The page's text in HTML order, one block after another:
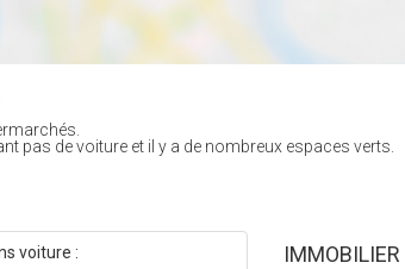
pas de voiture et il y a de nombreux espaces verts.
voiture :
IMMOBILIER